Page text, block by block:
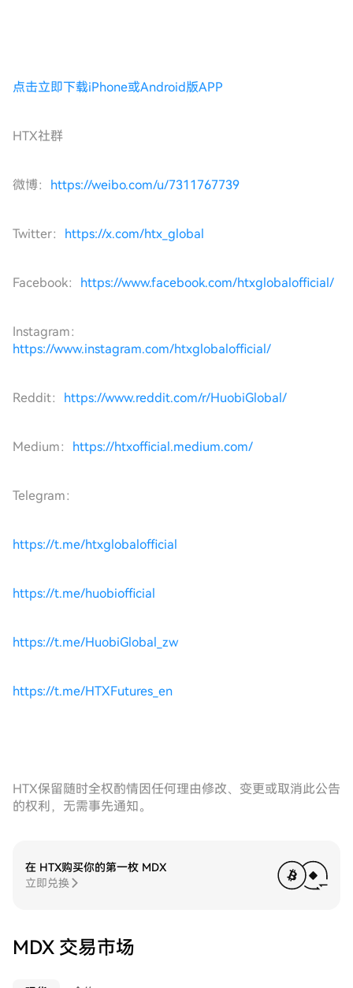
点击立即下载iPhone或Android版APP
HTX社群
微博： https://weibo.com/u/7311767739
Twitter： https://x.com/htx_global
Facebook： https://www.facebook.com/htxglobalofficial/
Instagram：
https://www.instagram.com/htxglobalofficial/
Reddit： https://www.reddit.com/r/HuobiGlobal/
Medium： https://htxofficial.medium.com/
Telegram：
https://t.me/htxglobalofficial
https://t.me/huobiofficial
https://t.me/HuobiGlobal_zw
https://t.me/HTXFutures_en
HTX保留随时全权酌情因任何理由修改、变更或取消此公告
的权利，无需事先通知。
在 HTX购买你的第一枚 MDX
立即兑换
MDX 交易市场